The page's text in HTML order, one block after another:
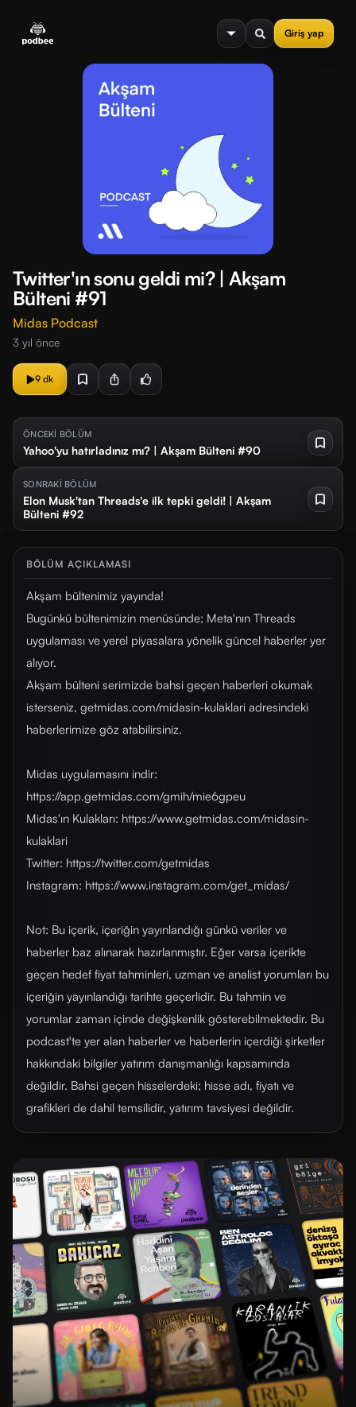
Giriş yap
menu
Twitter'ın sonu geldi mi? | Akşam
Bülteni #91
Midas Podcast
3 yıl önce
9 dk
ÖNCEKİ BÖLÜM
Yahoo'yu hatırladınız mı? | Akşam Bülteni #90
SONRAKİ BÖLÜM
Elon Musk'tan Threads'e ilk tepki geldi! | Akşam
Bülteni #92
BÖLÜM AÇIKLAMASI
Akşam bültenimiz yayında!
Bugünkü bültenimizin menüsünde; Meta'nın Threads
uygulaması ve yerel piyasalara yönelik güncel haberler yer
alıyor.
Akşam bülteni serimizde bahsi geçen haberleri okumak
isterseniz, getmidas.com/midasin-kulaklari adresindeki
haberlerimize göz atabilirsiniz.
Midas uygulamasını indir:
https://app.getmidas.com/gmih/mie6gpeu
Midas'ın Kulakları: https://www.getmidas.com/midasin-
kulaklari
Twitter: https://twitter.com/getmidas
Instagram: https://www.instagram.com/get_midas/
Not: Bu içerik, içeriğin yayınlandığı günkü veriler ve
haberler baz alınarak hazırlanmıştır. Eğer varsa içerikte
geçen hedef fiyat tahminleri, uzman ve analist yorumları bu
içeriğin yayınlandığı tarihte geçerlidir. Bu tahmin ve
yorumlar zaman içinde değişkenlik gösterebilmektedir. Bu
podcast'te yer alan haberler ve haberlerin içerdiği şirketler
hakkındaki bilgiler yatırım danışmanlığı kapsamında
değildir. Bahsi geçen hisselerdeki; hisse adı, fiyatı ve
grafikleri de dahil temsilidir, yatırım tavsiyesi değildir.